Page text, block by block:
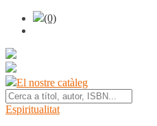
(0)
El nostre catàleg
Espiritualitat